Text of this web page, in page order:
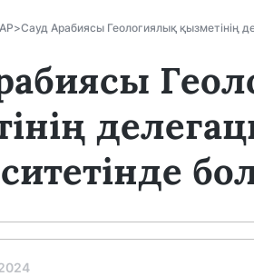
>Сауд Арабиясы Геологиялық қызметінің